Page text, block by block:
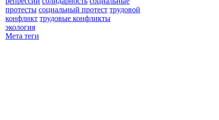
протесты социальный протест трудовой
конфликт трудовые конфликты
экология
Мета теги